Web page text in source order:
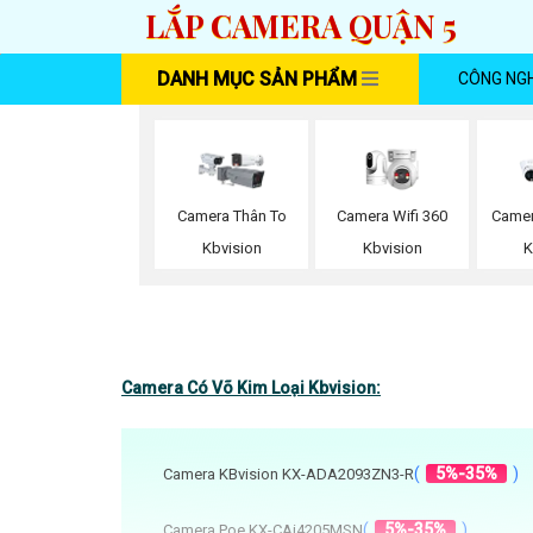
LẮP CAMERA QUẬN 5
DANH MỤC SẢN PHẨM CÔNG
Camera Thân To
Kbvision
Camera Wifi 360
Kbvision
Camera Có Võ Kim Loại Kbvision:
Camera KBvision KX-ADA2093ZN3-R( 5%-35% )
( 5%-35% )